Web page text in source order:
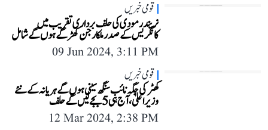
قومی خبریں
نریندر مودی کی حلف برداری تقریب میں
کانگریس کے صدر ملکارجن کھڑگے ہوں گے شامل
09 Jun 2024, 3:11 PM
قومی خبریں
کھٹر کی جگہ نائب سنگھ سینی ہوں گے ہریانہ کے نئے
وزیر اعلیٰ، آج ہی 5 بجے لیں گے حلف
12 Mar 2024, 2:38 PM